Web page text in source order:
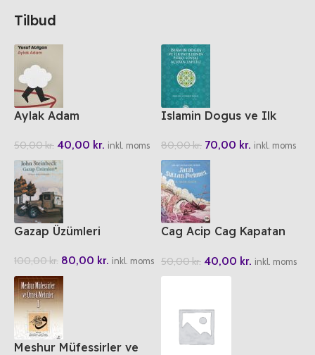
Tilbud
Aylak Adam
50,00kr. 40,00 kr. inkl. moms
Islamin Dogus ve Ilk
Acidan Tahlil
80,00kr. 70,00 kr. inkl. moms
Gazap Üzümleri
100,00kr. 80,00 kr. inkl. moms
Cag Acip Cag Kapatan
Mehmet
50,00kr. 40,00 kr. inkl. moms
Meshur Müfessirler ve